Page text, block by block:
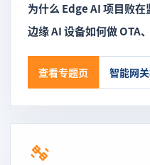
为什么 Edge AI 项目败
边缘 AI 设备如何做 OTA
查看专题页 智能网